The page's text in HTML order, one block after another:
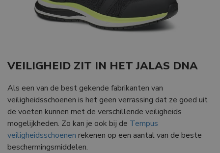
VEILIGHEID ZIT IN HET JALAS DNA
Als een van de best gekende fabrikanten van
veiligheidsschoenen is het geen verrassing dat ze goed uit
de voeten kunnen met de verschillende veiligheids
mogelijkheden. Zo kan je ook bij de Tempus
veiligheidsschoenen rekenen op een aantal van de beste
beschermingsmiddelen.